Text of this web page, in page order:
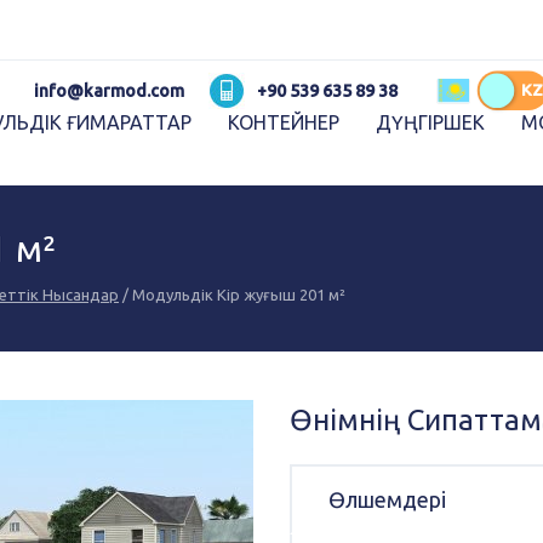
Karmod Ελλάδα Karmod العربية
Karmod España Karmod Romania
info@karmod.com +90 539 635 89 38 KZ
ҒИМАРАТТАР КОНТЕЙНЕР ДҮҢГІРШЕК
м²
Нысандар / Модульдік Кір жуғыш 201 м²
Өнімнің
Өлшемдері